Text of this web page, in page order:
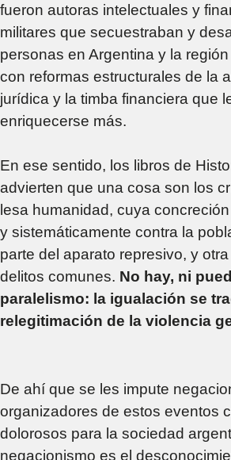
fueron autoras intelectuales y
militares que secuestraban y
personas en Argentina y la
con reformas estructurales de la
jurídica y la timba financiera que
enriquecerse más.
En ese sentido, los libros de
advierten que una cosa son los
lesa humanidad, cuya
y sistemáticamente contra la
parte del aparato represivo, y
delitos comunes. No hay, ni
paralelismo: la igualación se
relegitimación de la violencia
De ahí que se les impute
organizadores de estos eventos
dolorosos para la sociedad
negacionismo es el